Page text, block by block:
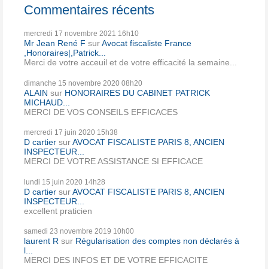
Commentaires récents
mercredi 17 novembre 2021 16h10
Mr Jean René F surAvocat fiscaliste France
,Honoraires|,Patrick...
Merci de votre acceuil et de votre efficacité la semaine...
dimanche 15 novembre 2020 08h20
ALAIN sur HONORAIRES DU CABINET PATRICK
MICHAUD...
MERCI DE VOS CONSEILS EFFICACES
mercredi 17 juin 2020 15h38
D cartier surAVOCAT FISCALISTE PARIS 8, ANCIEN
INSPECTEUR...
MERCI DE VOTRE ASSISTANCE SI EFFICACE
lundi 15 juin 2020 14h28
D cartier surAVOCAT FISCALISTE PARIS 8, ANCIEN
INSPECTEUR...
excellent praticien
samedi 23 novembre 2019 10h00
laurent R sur Régularisation des comptes non déclarés à
l...
MERCI DES INFOS ET DE VOTRE EFFICACITE